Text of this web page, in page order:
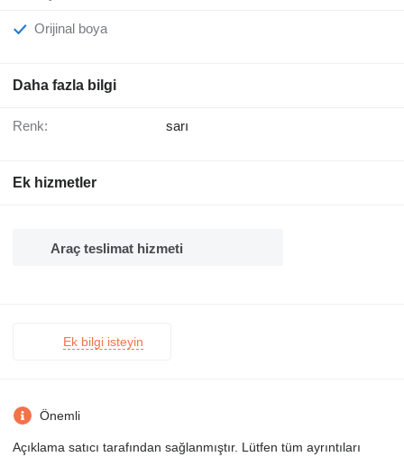
Orijinal boya
Daha fazla bilgi
Renk: sarı
Ek hizmetler
Araç teslimat hizmeti
Ek bilgi isteyin
Önemli
Açıklama satıcı tarafından sağlanmıştır. Lütfen tüm ayrıntıları